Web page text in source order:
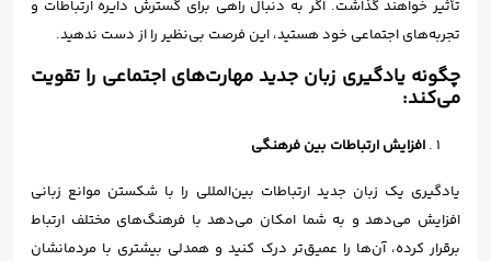
تأثیر خواهند گذاشت. اگر به دنبال راهی برای گسترش دایره ارتباطات و
تجربه‌های اجتماعی‌ خود هستید، این فرصت بی‌نظیر را از دست ندهید.
چگونه یادگیری زبان جدید مهارت‌های اجتماعی را تقویت
می‌کند:
افزایش ارتباطات بین فرهنگی
یادگیری یک زبان جدید ارتباطات بین‌المللی را با شکستن موانع زبانی
افزایش می‌دهد و به شما امکان می‌دهد با فرهنگ‌های مختلف ارتباط
برقرار کرده، آن‌ها را عمیق‌تر درک کنید و همدلی بیشتری با مردمانشان